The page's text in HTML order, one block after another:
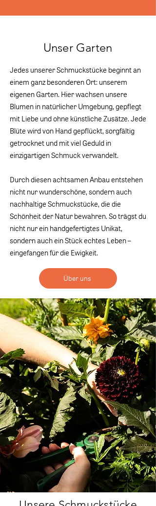
Unser Garten
Jedes unserer Schmuckstücke beginnt an
einem ganz besonderen Ort: unserem
eigenen Garten. Hier wachsen unsere
Blumen in natürlicher Umgebung, gepflegt
mit Liebe und ohne künstliche Zusätze. Jede
Blüte wird von Hand gepflückt, sorgfältig
getrocknet und mit viel Geduld in
einzigartigen Schmuck verwandelt.
Durch diesen achtsamen Anbau entstehen
nicht nur wunderschöne, sondern auch
nachhaltige Schmuckstücke, die die
Schönheit der Natur bewahren. So trägst du
nicht nur ein handgefertigtes Unikat,
sondern auch ein Stück echtes Leben –
eingefangen für die Ewigkeit.
Über uns